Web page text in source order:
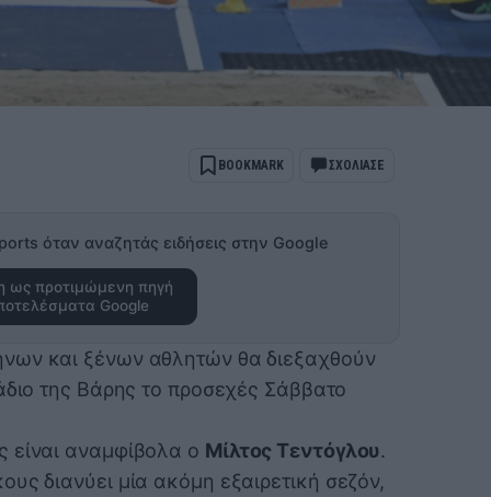
BOOKMARK ΣΧΟΛΙΑΣΕ
όταν αναζητάς ειδήσεις στην Google
ως προτιμώμενη πηγή
Google
και ξένων αθλητών θα διεξαχθούν
της Βάρης το προσεχές Σάββατο
αναμφίβολα ο Μίλτος Τεντόγλου.
διανύει μία ακόμη εξαιρετική σεζόν,